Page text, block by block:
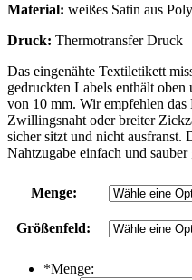
Material: weißes Satin aus
Druck: Thermotransfer Druck
Das eingenähte Textiletikett
gedruckten Labels enthält
von 10 mm. Wir empfehlen
Zwillingsnaht oder breiter
sicher sitzt und nicht ausfranst.
Nahtzugabe einfach und sauber
Menge:
Größenfeld:
*Menge: